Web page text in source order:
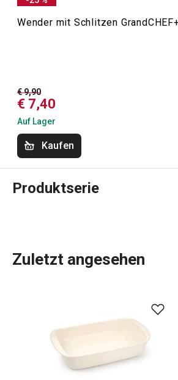
Wender mit Schlitzen
€ 9,90
€ 7,40
Auf Lager
Kaufen
Produktserie
erleichtern? In der DELÍCIA-
der backt, etwas dabei:Backbleche
Backformen
in allen Formen,
Materialien,Kuchenformen , Torten- und
Dutzende verschiedene
Zuletzt angesehen